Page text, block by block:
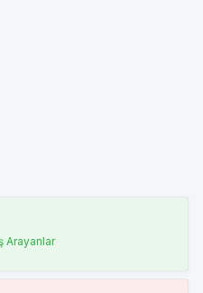
Arayanlar